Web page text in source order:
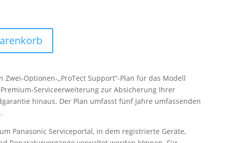
Zwei‑Optionen‑„ProTect Support“-Plan für das Modell
zur Absicherung Ihrer
hinaus. Der Plan umfasst fünf Jahre umfassenden
Panasonic Serviceportal, in dem registrierte Geräte,